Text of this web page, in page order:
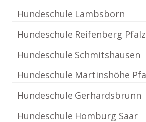
Hundeschule Lambsborn
Hundeschule Reifenberg Pfalz
Hundeschule Schmitshausen
Hundeschule Martinshöhe
Hundeschule Gerhardsbrunn
Hundeschule Homburg Saar